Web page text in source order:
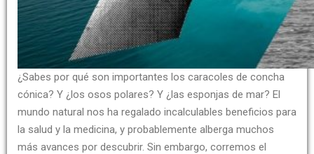
¿Sabes por qué son importantes los caracoles de concha
cónica? Y ¿los osos polares? Y ¿las esponjas de mar? El
mundo natural nos ha regalado incalculables beneficios para
la salud y la medicina, y probablemente alberga muchos
más avances por descubrir. Sin embargo, corremos el